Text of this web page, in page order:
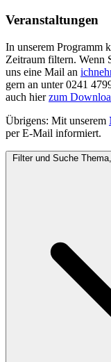
Veranstaltungen
In unserem Programm
Zeitraum filtern. Wenn
uns eine Mail an
gern an unter 0241
auch hierzum
Übrigens: Mit unserem
per E-Mail informiert.
Filter und Suche